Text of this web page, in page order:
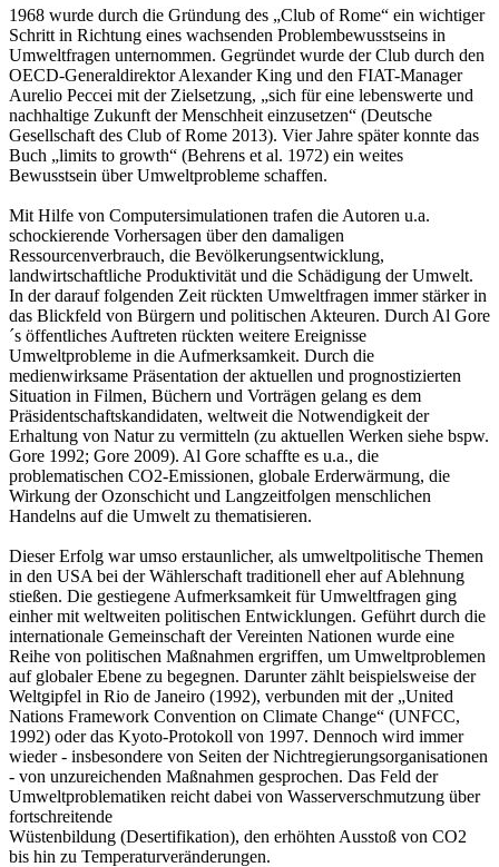
1968 wurde durch die Gründung des „Club of Rome“ ein wichtiger
Schritt in Richtung eines wachsenden Problembewusstseins in
Umweltfragen unternommen. Gegründet wurde der Club durch den
OECD-Generaldirektor Alexander King und den FIAT-Manager
Aurelio Peccei mit der Zielsetzung, „sich für eine lebenswerte und
nachhaltige Zukunft der Menschheit einzusetzen“ (Deutsche
Gesellschaft des Club of Rome 2013). Vier Jahre später konnte das
Buch „limits to growth“ (Behrens et al. 1972) ein weites
Bewusstsein über Umweltprobleme schaffen.
Mit Hilfe von Computersimulationen trafen die Autoren u.a.
schockierende Vorhersagen über den damaligen
Ressourcenverbrauch, die Bevölkerungsentwicklung,
landwirtschaftliche Produktivität und die Schädigung der Umwelt.
In der darauf folgenden Zeit rückten Umweltfragen immer stärker in
das Blickfeld von Bürgern und politischen Akteuren. Durch Al Gore
´s öffentliches Auftreten rückten weitere Ereignisse
Umweltprobleme in die Aufmerksamkeit. Durch die
medienwirksame Präsentation der aktuellen und prognostizierten
Situation in Filmen, Büchern und Vorträgen gelang es dem
Präsidentschaftskandidaten, weltweit die Notwendigkeit der
Erhaltung von Natur zu vermitteln (zu aktuellen Werken siehe bspw.
Gore 1992; Gore 2009). Al Gore schaffte es u.a., die
problematischen CO2-Emissionen, globale Erderwärmung, die
Wirkung der Ozonschicht und Langzeitfolgen menschlichen
Handelns auf die Umwelt zu thematisieren.
Dieser Erfolg war umso erstaunlicher, als umweltpolitische Themen
in den USA bei der Wählerschaft traditionell eher auf Ablehnung
stießen. Die gestiegene Aufmerksamkeit für Umweltfragen ging
einher mit weltweiten politischen Entwicklungen. Geführt durch die
internationale Gemeinschaft der Vereinten Nationen wurde eine
Reihe von politischen Maßnahmen ergriffen, um Umweltproblemen
auf globaler Ebene zu begegnen. Darunter zählt beispielsweise der
Weltgipfel in Rio de Janeiro (1992), verbunden mit der „United
Nations Framework Convention on Climate Change“ (UNFCC,
1992) oder das Kyoto-Protokoll von 1997. Dennoch wird immer
wieder - insbesondere von Seiten der Nichtregierungsorganisationen
- von unzureichenden Maßnahmen gesprochen. Das Feld der
Umweltproblematiken reicht dabei von Wasserverschmutzung über
fortschreitende
Wüstenbildung (Desertifikation), den erhöhten Ausstoß von CO2
bis hin zu Temperaturveränderungen.